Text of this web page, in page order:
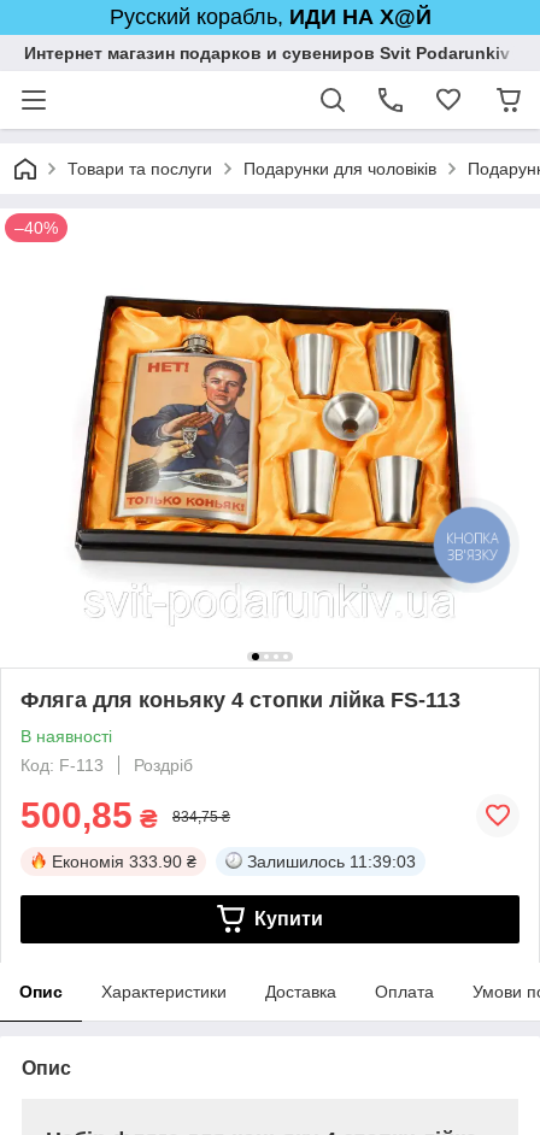
Русский корабль, ИДИ НА Х@Й
Интернет магазин подарков и сувениров Svit Podarunkiv
Товари та послуги Подарунки для чоловіків
–40%
Фляга для коньяку 4 стопки лійка FS-113
В наявності
Код: F-113
Роздріб
500,85 ₴ 834,75 ₴
Економія 333.90 ₴ Залишилось 11:39:02
Купити
Опис Характеристики Доставка Оплата Умови
Опис
КНОПКА
ЗВ'ЯЗКУ